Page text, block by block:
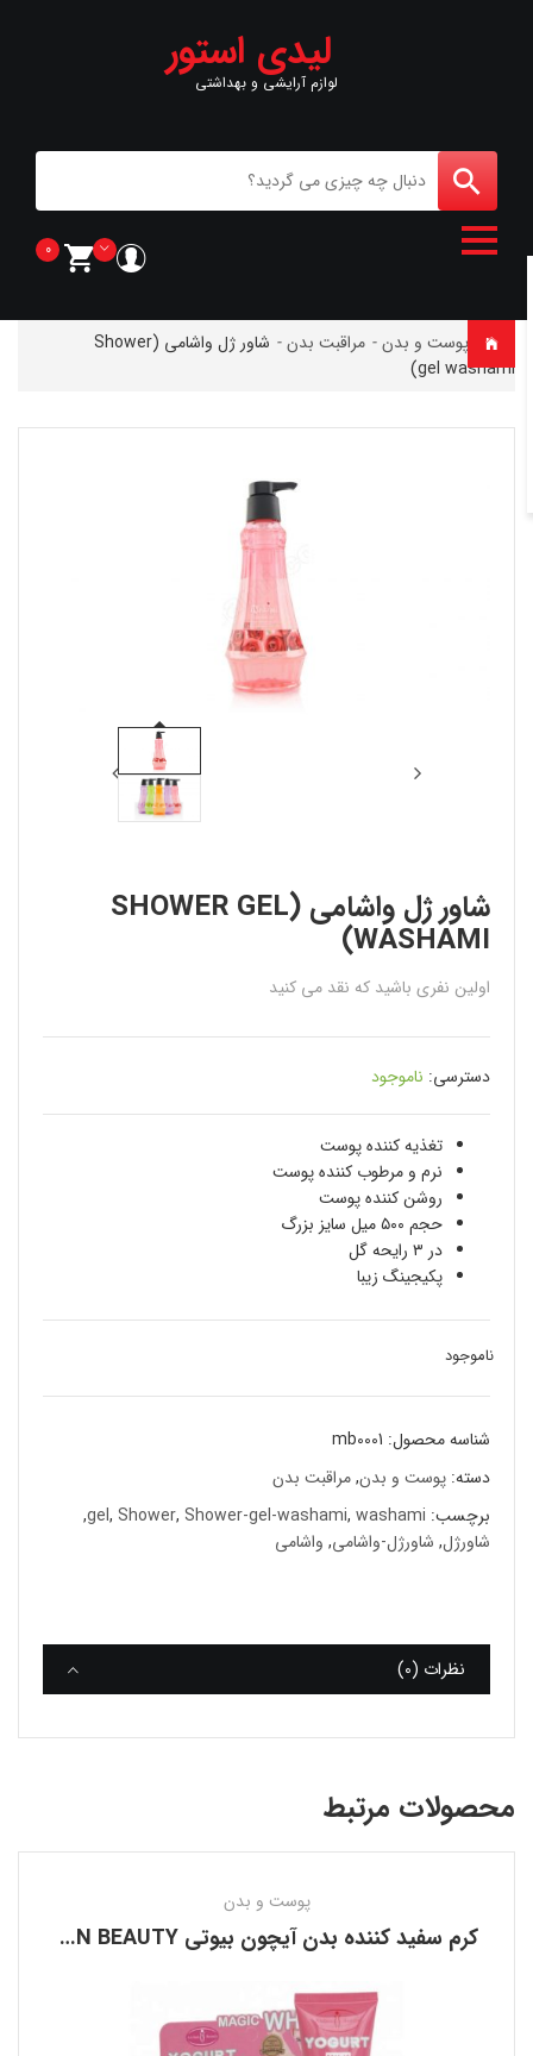
لیدی استور
لوازم آرایشی و بهداشتی
0
خانه پوست و بدن - مراقبت بدن -
شاور ژل واشامی (Shower
gel washami)
شاور ژل واشامی (SHOWER GEL
WASHAMI)
اولین نفری باشید که نقد می کنید
دسترسی: ناموجود
تغذیه کننده پوست
نرم و مرطوب کننده پوست
روشن کننده پوست
حجم ۵۰۰ میل سایز بزرگ
در ۳ رایحه گل
پکیجینگ زیبا
ناموجود
شناسه محصول: mb0001
دسته: پوست و بدن,مراقبت بدن
برچسب:
gel, Shower, Shower-gel-washami, washami
,
شاورژل, شاورژل-واشامی, واشامی
نظرات (0)
محصولات مرتبط
پوست و بدن
کرم سفید کننده بدن آیچون بیوتی AICHUN BEAUTY